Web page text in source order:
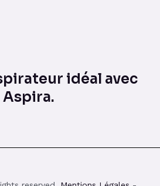
idéal avec
Aspira.